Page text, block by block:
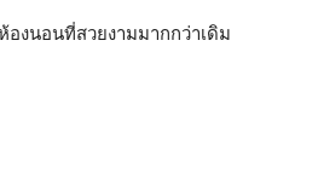
งนอนที่สวยงามมากกว่าเดิม